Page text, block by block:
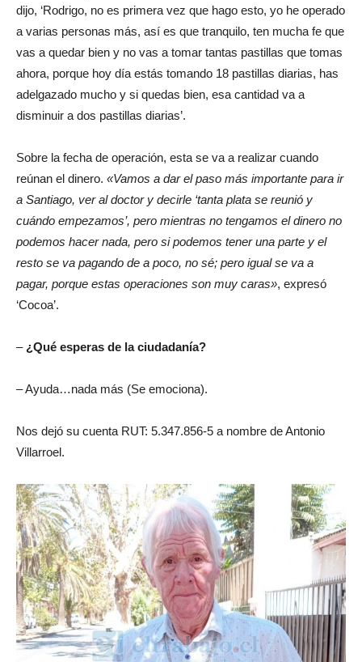
dijo, ‘Rodrigo, no es primera vez que hago esto, yo he operado
a varias personas más, así es que tranquilo, ten mucha fe que
vas a quedar bien y no vas a tomar tantas pastillas que tomas
ahora, porque hoy día estás tomando 18 pastillas diarias, has
adelgazado mucho y si quedas bien, esa cantidad va a
disminuir a dos pastillas diarias’.
Sobre la fecha de operación, esta se va a realizar cuando
reúnan el dinero. «Vamos a dar el paso más importante para ir
a Santiago, ver al doctor y decirle ‘tanta plata se reunió y
cuándo empezamos’, pero mientras no tengamos el dinero no
podemos hacer nada, pero si podemos tener una parte y el
resto se va pagando de a poco, no sé; pero igual se va a
pagar, porque estas operaciones son muy caras», expresó
‘Cocoa’.
– ¿Qué esperas de la ciudadanía?
– Ayuda…nada más (Se emociona).
Nos dejó su cuenta RUT: 5.347.856-5 a nombre de Antonio
Villarroel.